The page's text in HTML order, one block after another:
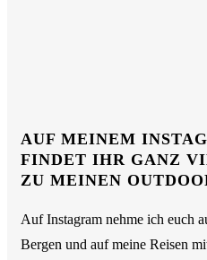
AUF MEINEM
FINDET IHR GANZ
ZU MEINEN
Auf Instagram nehme ich euch
Bergen und auf meine Reisen